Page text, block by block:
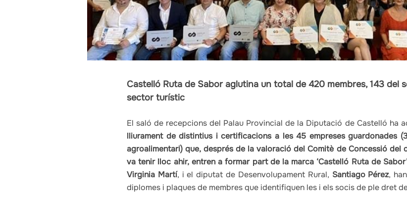
Castelló Ruta de Sabor aglutina un total de 420 membres, 143 del
sector turístic
El saló de recepcions del Palau Provincial de la Diputació de Castelló ha
lliurament de distintius i certificacions a les 45 empreses guardonades
agroalimentari) que, després de la valoració del Comitè de Concessió del
va tenir lloc ahir, entren a formar part de la marca ‘Castelló Ruta de
Virginia Martí, i el diputat de Desenvolupament Rural, Santiago Pérez,
diplomes i plaques de membres que identifiquen les i els socis de ple dret